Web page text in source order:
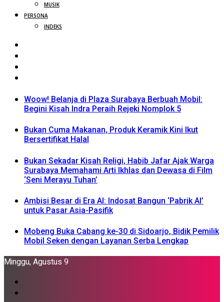
MUSIK
PERSONA
INDEKS
Woow! Belanja di Plaza Surabaya Berbuah Mobil:
Begini Kisah Indra Peraih Rejeki Nomplok 5
Bukan Cuma Makanan, Produk Keramik Kini Ikut
Bersertifikat Halal
Bukan Sekadar Kisah Religi, Habib Jafar Ajak Warga
Surabaya Memahami Arti Ikhlas dan Dewasa di Film
‘Seni Merayu Tuhan’
Ambisi Besar di Era AI: Indosat Bangun ‘Pabrik AI’
untuk Pasar Asia-Pasifik
Mobeng Buka Cabang ke-30 di Sidoarjo, Bidik Pemilik
Mobil Seken dengan Layanan Serba Lengkap
Minggu, Agustus 9